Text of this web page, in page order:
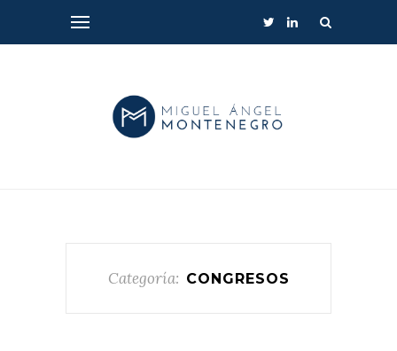
Categoría: CONGRESOS